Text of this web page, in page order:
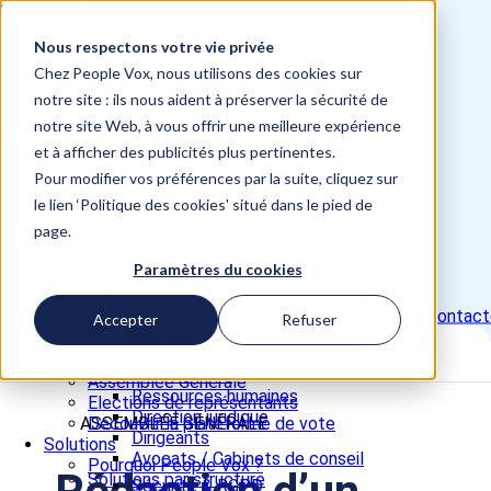
Nous respectons votre vie privée
Chez People Vox, nous utilisons des cookies sur
notre site : ils nous aident à préserver la sécurité de
notre site Web, à vous offrir une meilleure expérience
et à afficher des publicités plus pertinentes.
Pour modifier vos préférences par la suite, cliquez sur
le lien ‘Politique des cookies' situé dans le pied de
page.
Paramètres du cookies
Accepter Refuser
Skip to content
📞 +33 5 82 95 56 50
Site Études d'opinion
Se connecter / voter
Close
Elections CSE
Référendum
Découvrir la plateforme de vote
Solutions
Pourquoi People Vox ?
Sécurité & RGPD
Solutions par profil
Ressources humaines
Direction juridique
Dirigeants
Avocats / Cabinets de conseil
Solutions par structure
Produit
Elections CSE
Assemblée Générale
Elections de représentants
Découvrir la plateforme de vote
Solutions
Pourquoi People Vox ?
Sécurité & RGPD
Demander une démo Nous
ASSEMBLÉE GÉNÉRALE